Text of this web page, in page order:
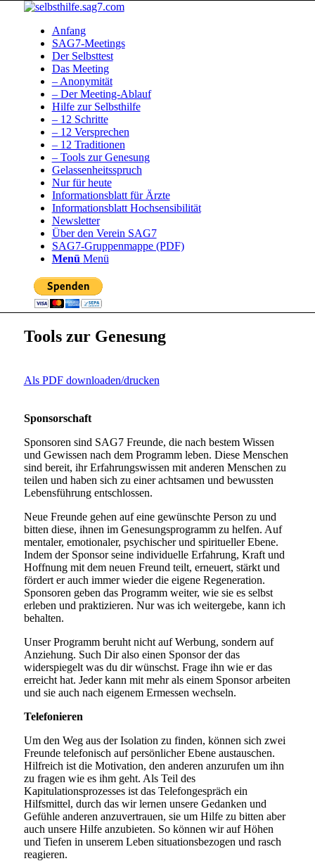
Anfang
SAG7-Meetings
Der Selbsttest
Das Meeting
– Anonymität
– Der Meeting-Ablauf
Hilfe zur Selbsthilfe
– 12 Schritte
– 12 Versprechen
– 12 Traditionen
– Tools zur Genesung
Gelassenheitsspruch
Nur für heute
Informationsblatt für Ärzte
Informationsblatt Hochsensibilität
Newsletter
Über den Verein SAG7
SAG7-Gruppenmappe (PDF)
Menü Menü
Tools zur Genesung
Als PDF downloaden/drucken
Sponsorschaft
Sponsoren sind SAG7 Freunde, die nach bestem Wissen
und Gewissen nach dem Programm leben. Diese Menschen
sind bereit, ihr Erfahrungswissen mit anderen Menschen zu
teilen und haben sich zu einer achtsamen und bewussten
Lebensführung entschlossen.
Neue Freunde gehen auf eine gewünschte Person zu und
bitten diese, ihnen im Genesungsprogramm zu helfen. Auf
mentaler, emotionaler, psychischer und spiritueller Ebene.
Indem der Sponsor seine individuelle Erfahrung, Kraft und
Hoffnung mit dem neuen Freund teilt, erneuert, stärkt und
fördert er auch immer wieder die eigene Regeneration.
Sponsoren geben das Programm weiter, wie sie es selbst
erleben und praktizieren. Nur was ich weitergebe, kann ich
behalten.
Unser Programm beruht nicht auf Werbung, sondern auf
Anziehung. Such Dir also einen Sponsor der das
widerspiegelt was du dir wünschst. Frage ihn wie er das
erreicht hat. Jeder kann mit mehr als einem Sponsor arbeiten
und sie auch nach eigenem Ermessen wechseln.
Telefonieren
Um den Weg aus der Isolation zu finden, können sich zwei
Freunde telefonisch auf persönlicher Ebene austauschen.
Hilfreich ist die Motivation, den anderen anzurufen um ihn
zu fragen wie es ihm geht. Als Teil des
Kapitulationsprozesses ist das Telefongespräch ein
Hilfsmittel, durch das wir lernen unsere Gedanken und
Gefühle anderen anzuvertrauen, sie um Hilfe zu bitten aber
auch unsere Hilfe anzubieten. So können wir auf Höhen
und Tiefen in unserem Leben situationsbezogen und rasch
reagieren.